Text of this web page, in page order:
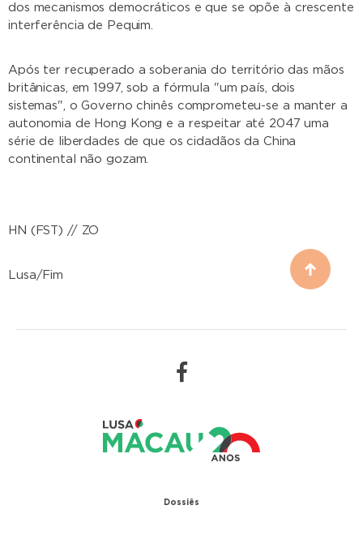
dos mecanismos democráticos e que se opõe à crescente
interferência de Pequim.
Após ter recuperado a soberania do território das mãos
britânicas, em 1997, sob a fórmula "um país, dois
sistemas", o Governo chinês comprometeu-se a manter a
autonomia de Hong Kong e a respeitar até 2047 uma
série de liberdades de que os cidadãos da China
continental não gozam.
HN (FST) // ZO
Lusa/Fim
Dossiês